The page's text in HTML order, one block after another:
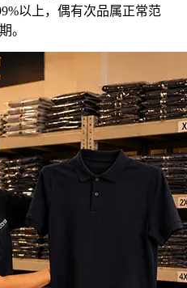
以上，偶有次品属正常范
。